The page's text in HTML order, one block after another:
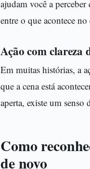
ajudam você a
entre o que acontece
Ação com clareza
Em muitas histórias, a
que a cena está
aperta, existe um senso
Como
de novo